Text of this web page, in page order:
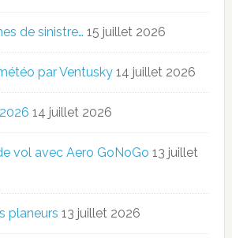
de sinistre… 15 juillet 2026
par Ventusky 14 juillet 2026
14 juillet 2026
vol avec Aero GoNoGo 13 juillet
planeurs 13 juillet 2026